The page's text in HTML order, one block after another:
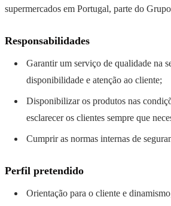
supermercados em Portugal, parte do
Responsabilidades
Garantir um serviço de qualidade na
disponibilidade e atenção ao cliente;
Disponibilizar os produtos nas
esclarecer os clientes sempre que
Cumprir as normas internas de
Perfil pretendido
Orientação para o cliente e